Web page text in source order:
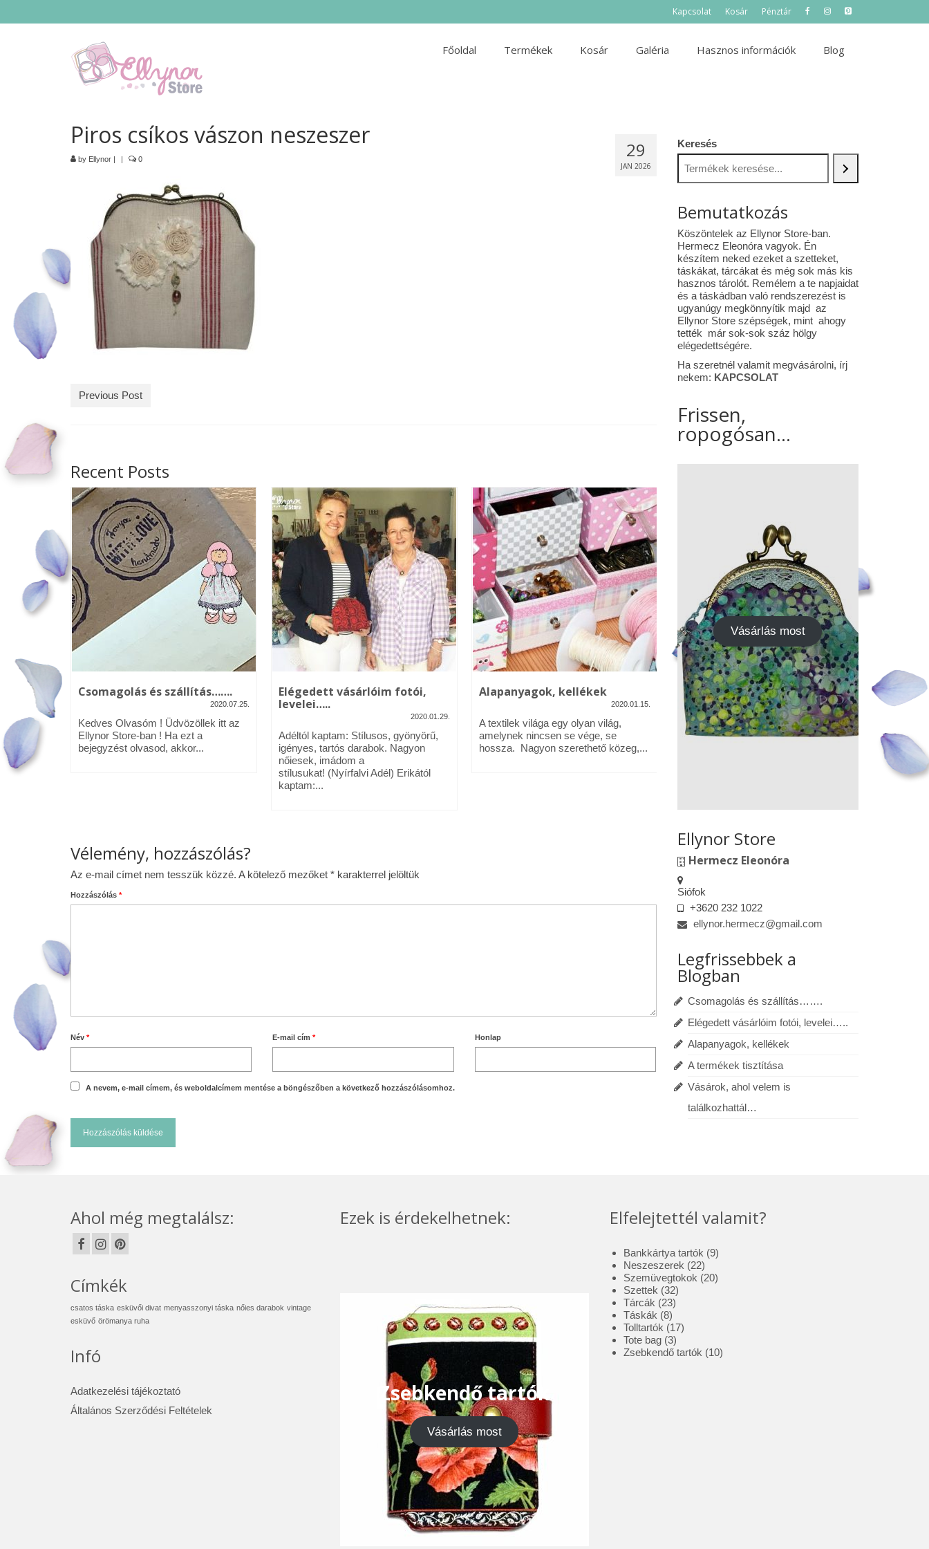
Kapcsolat Kosár Pénztár
Főoldal Termékek Kosár Galéria Hasznos információk Blog
29
JAN 2026
Piros csíkos vászon neszeszer
by Ellynor | | 0
Previous Post
Recent Posts
– Üdv
2020.01.09.
Ellynor
Csomagolás és szállítás…….
2020.07.25.
Kedves Olvasóm ! Üdvözöllek itt az
Ellynor Store-ban ! Ha ezt a
bejegyzést olvasod, akkor...
Elégedett vásárlóim fotói,
levelei…..
2020.01.29.
Adéltól kaptam: Stílusos, gyönyörű,
igényes, tartós darabok. Nagyon
nőiesek, imádom a
stílusukat! (Nyírfalvi Adél) Erikától
kaptam:...
Alapanyagok, kellékek
2020.01.15.
A textilek világa egy olyan világ,
amelynek nincsen se vége, se
hossza. Nagyon szerethető közeg,...
A termékek tisztítása
2020.01.13.
Alapanyagok: Tilda pamutvászon,
designer pamutvászon, lenvászon,
Kedves
Vélemény, hozzászólás?
Az e-mail címet nem tesszük közzé. A kötelező mezőket * karakterrel jelöltük
Hozzászólás *
Név * E-mail cím* Honlap
A nevem, e-mail címem, és weboldalcímem mentése a böngészőben a következő hozzászólásomhoz.
Keresés
Bemutatkozás
Köszöntelek az Ellynor Store-ban.
Hermecz Eleonóra vagyok. Én
készítem neked ezeket a szetteket,
táskákat, tárcákat és még sok más kis
hasznos tárolót. Remélem a te napjaidat
és a táskádban való rendszerezést is
ugyanúgy megkönnyítik majd az
Ellynor Store szépségek, mint ahogy
tették már sok-sok száz hölgy
elégedettségére.
Ha szeretnél valamit megvásárolni, írj
nekem: KAPCSOLAT
Frissen,
ropogósan...
Vásárlás most
Ellynor Store
Hermecz Eleonóra
Siófok
+3620 232 1022
ellynor.hermecz@gmail.com
Legfrissebbek a
Blogban
Csomagolás és szállítás…….
Elégedett vásárlóim fotói, levelei…..
Alapanyagok, kellékek
A termékek tisztítása
Vásárok, ahol velem is
találkozhattál…
Ahol még megtalálsz:
Címkék
csatos táska esküvői divat menyasszonyi táska nőies darabok vintage
esküvő örömanya ruha
Infó
Adatkezelési tájékoztató
Általános Szerződési Feltételek
Ezek is érdekelhetnek:
Zsebkendő tartók
Vásárlás most
Elfelejtettél valamit?
Bankkártya tartók 99
Neszeszerek 2222
termék
Szemüvegtokok 2020
Szettek 3232
termék
Tárcák 2323
termék
Táskák 88
termék
Tolltartók 1717
Tote bag 33
termék
Zsebkendő tartók 1010